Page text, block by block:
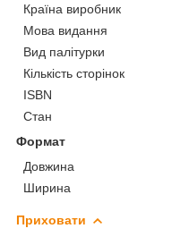
Країна виробник
Мова видання
Вид палітурки
Кількість сторінок
ISBN
Стан
Формат
Довжина
Ширина
Приховати